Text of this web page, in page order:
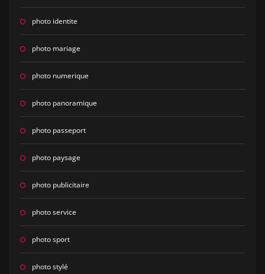
photo identite
photo mariage
photo numerique
photo panoramique
photo passeport
photo paysage
photo publicitaire
photo service
photo sport
photo stylé